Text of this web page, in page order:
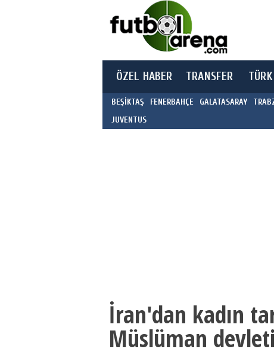
ÖZEL HABER TRANSFER
BEŞİKTAŞ FENERBAHÇE GALATASARAY
JUVENTUS
İran'dan kadın
Müslüman